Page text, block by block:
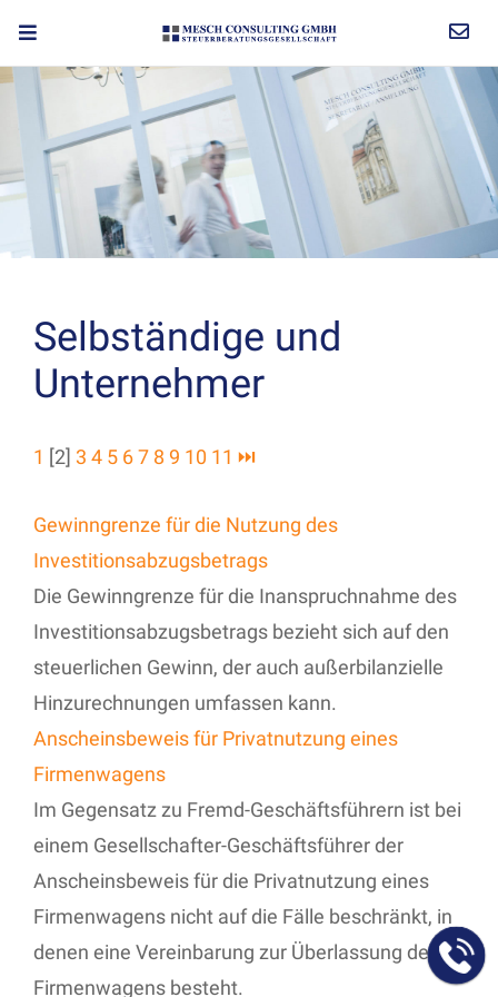
Selbständige und
Unternehmer
1 [2] 3 4 5 67 8 9 10 11 ⏭
Gewinngrenze für die Nutzung des
Investitionsabzugsbetrags
Die Gewinngrenze für die Inanspruchnahme des
Investitionsabzugsbetrags bezieht sich auf den
steuerlichen Gewinn, der auch außerbilanzielle
Hinzurechnungen umfassen kann.
Anscheinsbeweis für Privatnutzung eines
Firmenwagens
Im Gegensatz zu Fremd-Geschäftsführern ist bei
einem Gesellschafter-Geschäftsführer der
Anscheinsbeweis für die Privatnutzung eines
Firmenwagens nicht auf die Fälle beschränkt, in
denen eine Vereinbarung zur Überlassung des
Firmenwagens besteht.